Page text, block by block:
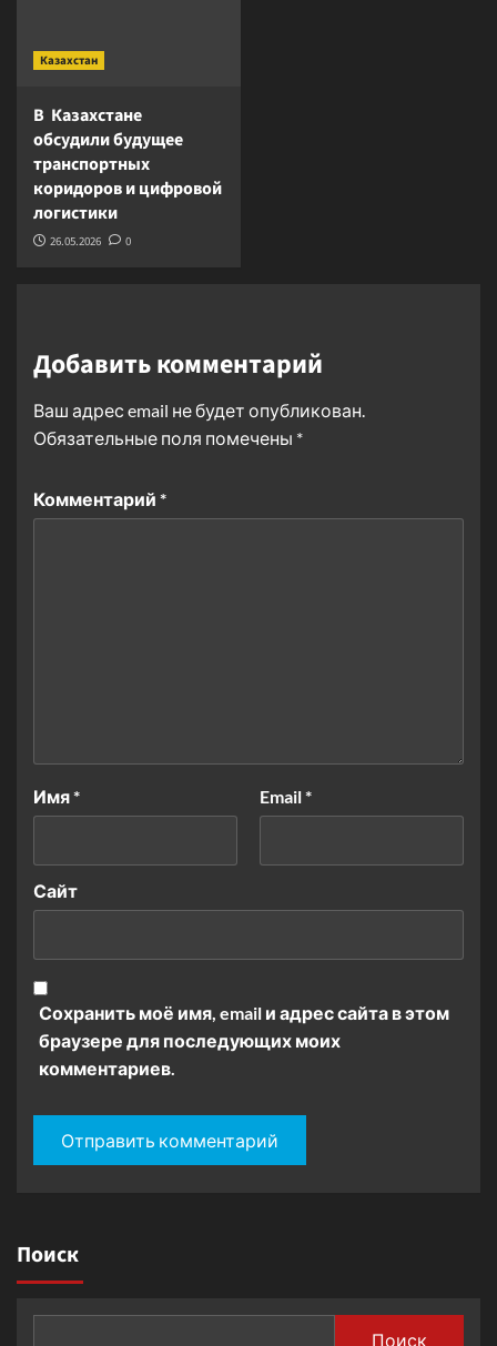
Казахстан
В Казахстане
обсудили будущее
транспортных
коридоров и цифровой
логистики
26.05.2026 0
Добавить комментарий
Ваш адрес email не будет опубликован.
Обязательные поля помечены *
Комментарий *
Имя* Email*
Сайт
Сохранить моё имя, email и адрес сайта в этом
браузере для последующих моих
комментариев.
Поиск
Поиск